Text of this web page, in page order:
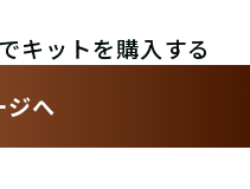
キットを購入する
ジへ